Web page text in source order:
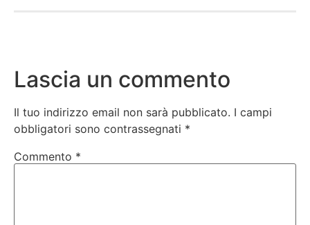
Lascia un commento
Il tuo indirizzo email non sarà pubblicato. I campi
obbligatori sono contrassegnati *
Commento *